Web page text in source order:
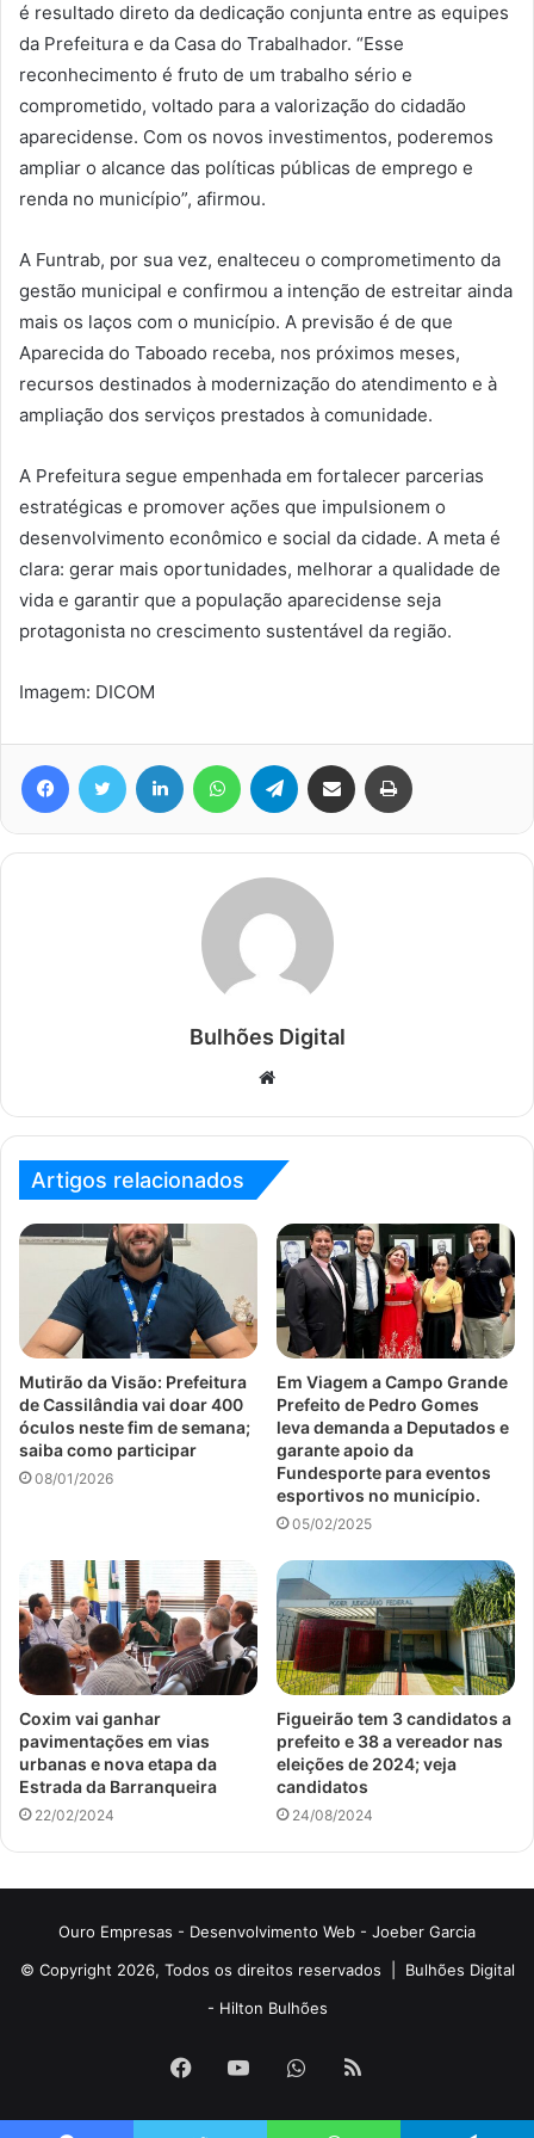
é resultado direto da dedicação conjunta entre as equipes
da Prefeitura e da Casa do Trabalhador. “Esse
reconhecimento é fruto de um trabalho sério e
comprometido, voltado para a valorização do cidadão
aparecidense. Com os novos investimentos, poderemos
ampliar o alcance das políticas públicas de emprego e
renda no município”, afirmou.
A Funtrab, por sua vez, enalteceu o comprometimento da
gestão municipal e confirmou a intenção de estreitar ainda
mais os laços com o município. A previsão é de que
Aparecida do Taboado receba, nos próximos meses,
recursos destinados à modernização do atendimento e à
ampliação dos serviços prestados à comunidade.
A Prefeitura segue empenhada em fortalecer parcerias
estratégicas e promover ações que impulsionem o
desenvolvimento econômico e social da cidade. A meta é
clara: gerar mais oportunidades, melhorar a qualidade de
vida e garantir que a população aparecidense seja
protagonista no crescimento sustentável da região.
Imagem: DICOM
FacebookTwitter Linkedin WhatsAppTelegram Compartilhar via e-mail
Bulhões Digital
Website
Artigos relacionados
Mutirão da Visão: Prefeitura
de Cassilândia vai doar 400
óculos neste fim de semana;
saiba como participar
08/01/2026
Em Viagem a Campo Grande
Prefeito de Pedro Gomes
leva demanda a Deputados e
garante apoio da
Fundesporte para eventos
esportivos no município.
05/02/2025
Coxim vai ganhar
pavimentações em vias
urbanas e nova etapa da
Estrada da Barranqueira
22/02/2024
Figueirão tem 3 candidatos a
prefeito e 38 a vereador nas
eleições de 2024; veja
candidatos
24/08/2024
Ouro Empresas - Desenvolvimento Web - Joeber Garcia
© Copyright 2026, Todos os direitos reservados | Bulhões Digital
- Hilton Bulhões
Facebook
YouTubeWhatsApp
RSS